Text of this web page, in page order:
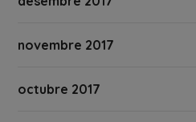
novembre 2017
octubre 2017